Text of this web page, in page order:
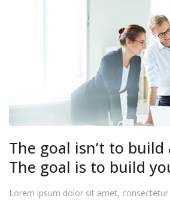
The goal isn’t to build
The goal is to build
Lorem ipsum dolor sit amet, consectetur